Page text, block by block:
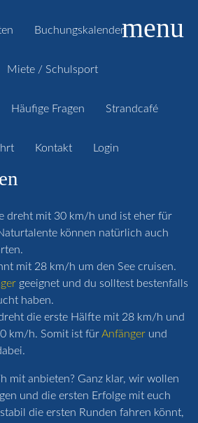
Buchungskalender
Miete / Schulsport
Häufige Fragen Strandcafé
Kontakt Login
menu
dreht mit 30 km/h und ist eher für
können natürlich auch
mit 28 km/h um den See cruisen.
geeignet und du solltest bestenfalls
haben.
die erste Hälfte mit 28 km/h und
km/h. Somit ist fürAnfänger und
mit anbieten? Ganz klar, wir wollen
und die ersten Erfolge mit euch
die ersten Runden fahren könnt,